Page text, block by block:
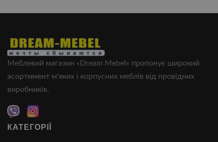
Меблевий магазин «Dream Mebel» пропонує широкий
асортимент м'яких і корпусних меблів від провідних
виробників.
КАТЕГОРІЇ